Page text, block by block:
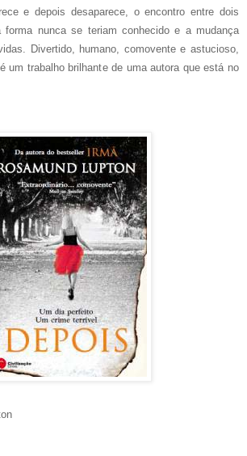
e depois desaparece, o encontro entre dois
forma nunca se teriam conhecido e a mudança
Divertido, humano, comovente e astucioso,
um trabalho brilhante de uma autora que está no